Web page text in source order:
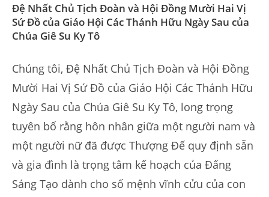
Đệ Nhất Chủ Tịch Đoàn và Hội Đồng Mười Hai Vị
Sứ Đồ của Giáo Hội Các Thánh Hữu Ngày Sau của
Chúa Giê Su Ky Tô
Chúng tôi, Đệ Nhất Chủ Tịch Đoàn và Hội Đồng
Mười Hai Vị Sứ Đồ của Giáo Hội Các Thánh Hữu
Ngày Sau của Chúa Giê Su Ky Tô, long trọng
tuyên bố rằng hôn nhân giữa một người nam và
một người nữ đã được Thượng Đế quy định sẵn
và gia đình là trọng tâm kế hoạch của Đấng
Sáng Tạo dành cho số mệnh vĩnh cửu của con